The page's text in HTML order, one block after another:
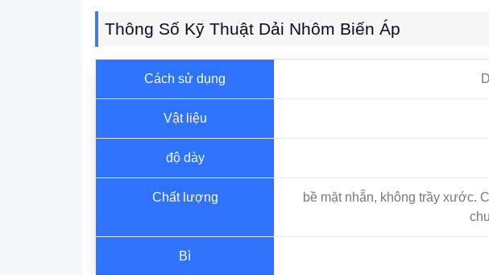
Thông Số Kỹ Thuật Dải Nhôm Biến Áp
Cách sử dụng
Vật liệu
độ dày
Chất lượng
bề mặt nhẵn, không trầy xước.
Bì